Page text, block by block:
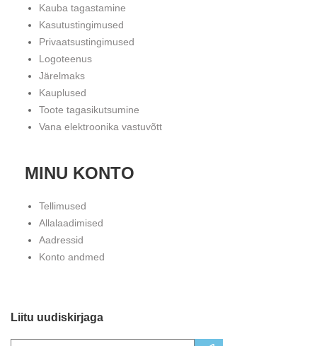
Kauba tagastamine
Kasutustingimused
Privaatsustingimused
Logoteenus
Järelmaks
Kauplused
Toote tagasikutsumine
Vana elektroonika vastuvõtt
MINU KONTO
Tellimused
Allalaadimised
Aadressid
Konto andmed
Liitu uudiskirjaga